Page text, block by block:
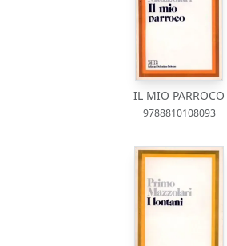
IL MIO PARROCO
9788810108093